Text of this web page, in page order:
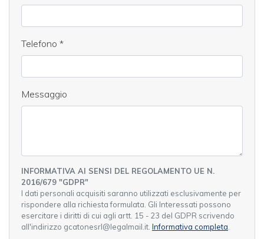
Telefono *
Messaggio
INFORMATIVA AI SENSI DEL REGOLAMENTO UE N.
2016/679 "GDPR"
I dati personali acquisiti saranno utilizzati esclusivamente per
rispondere alla richiesta formulata. Gli Interessati possono
esercitare i diritti di cui agli artt. 15 - 23 del GDPR scrivendo
all'indirizzo gcatonesrl@legalmail.it. Informativa completa.